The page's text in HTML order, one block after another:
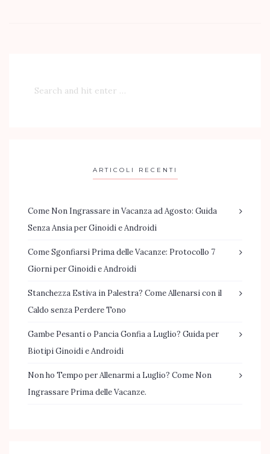
ARTICOLI RECENTI
Come Non Ingrassare in Vacanza ad Agosto: Guida
Senza Ansia per Ginoidi e Androidi
Come Sgonfiarsi Prima delle Vacanze: Protocollo 7
Giorni per Ginoidi e Androidi
Stanchezza Estiva in Palestra? Come Allenarsi con il
Caldo senza Perdere Tono
Gambe Pesanti o Pancia Gonfia a Luglio? Guida per
Biotipi Ginoidi e Androidi
Non ho Tempo per Allenarmi a Luglio? Come Non
Ingrassare Prima delle Vacanze.